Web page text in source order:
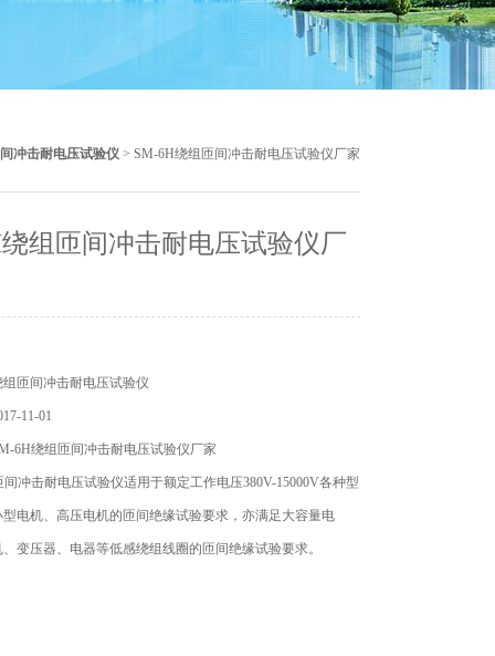
冲击耐电压试验仪 > SM-6H绕组匝间冲击耐电压试验仪厂家
组匝间冲击耐电压试验仪厂
匝间冲击耐电压试验仪
11-01
6H绕组匝间冲击耐电压试验仪厂家
冲击耐电压试验仪适用于额定工作电压380V-15000V各种型
电机、高压电机的匝间绝缘试验要求，亦满足大容量电
变压器、电器等低感绕组线圈的匝间绝缘试验要求。